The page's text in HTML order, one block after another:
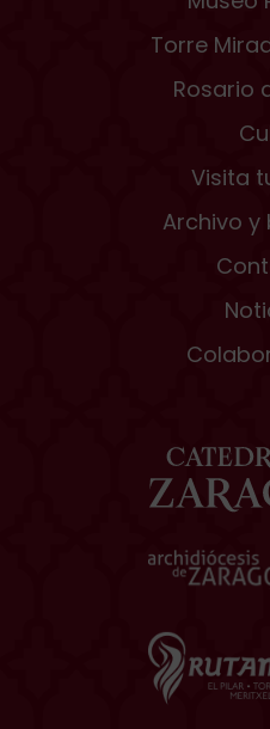
Torre
Rosario
Visita
Archivo